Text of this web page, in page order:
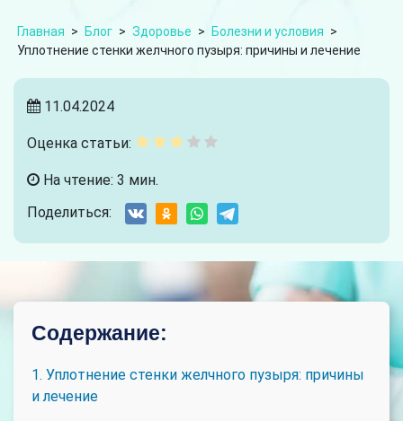
Главная > Блог > Здоровье > Болезни и условия >
Уплотнение стенки желчного пузыря: причины и лечение
11.04.2024
Оценка статьи:
На чтение: 3 мин.
Поделиться:
Содержание:
1. Уплотнение стенки желчного пузыря: причины
и лечение